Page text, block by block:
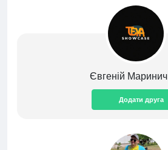
Євгеній Маринич
Додати друга